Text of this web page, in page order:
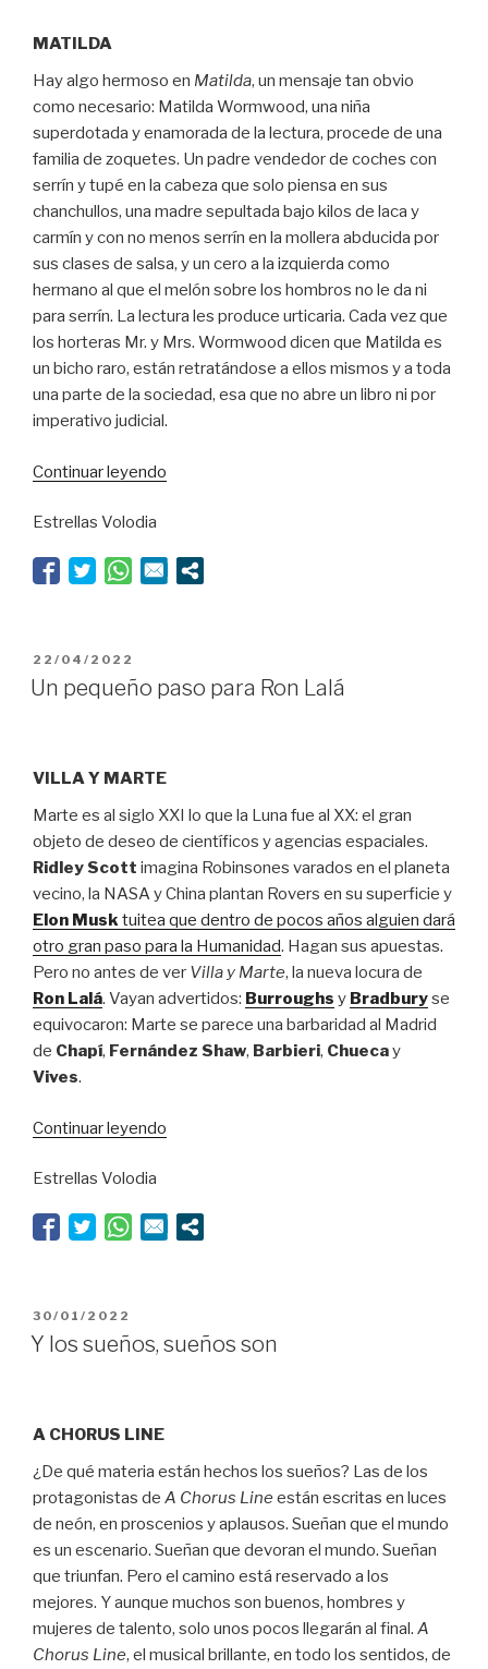
MATILDA
Hay algo hermoso en Matilda, un mensaje tan obvio
como necesario: Matilda Wormwood, una niña
superdotada y enamorada de la lectura, procede de una
familia de zoquetes. Un padre vendedor de coches con
serrín y tupé en la cabeza que solo piensa en sus
chanchullos, una madre sepultada bajo kilos de laca y
carmín y con no menos serrín en la mollera abducida por
sus clases de salsa, y un cero a la izquierda como
hermano al que el melón sobre los hombros no le da ni
para serrín. La lectura les produce urticaria. Cada vez que
los horteras Mr. y Mrs. Wormwood dicen que Matilda es
un bicho raro, están retratándose a ellos mismos y a toda
una parte de la sociedad, esa que no abre un libro ni por
imperativo judicial.
Continuar leyendo
Estrellas Volodia
PUBLICADO
EL
22/04/2022
Un pequeño paso para Ron Lalá
VILLA Y MARTE
Marte es al siglo XXI lo que la Luna fue al XX: el gran
objeto de deseo de científicos y agencias espaciales.
Ridley Scott imagina Robinsones varados en el planeta
vecino, la NASA y China plantan Rovers en su superficie y
Elon Musktuitea que dentro de pocos años alguien dará
otro gran paso para la Humanidad. Hagan sus apuestas.
Pero no antes de ver Villa y Marte, la nueva locura de
Ron Lalá. Vayan advertidos: Burroughs y Bradburyse
equivocaron: Marte se parece una barbaridad al Madrid
de Chapí, Fernández Shaw, Barbieri, Chuecay
Vives.
Continuar leyendo
Ron
Estrellas Volodia
PUBLICADO
EL
30/01/2022
Y los sueños, sueños son
A CHORUS LINE
¿De qué materia están hechos los sueños? Las de los
protagonistas de A Chorus Line están escritas en luces
de neón, en proscenios y aplausos. Sueñan que el mundo
es un escenario. Sueñan que devoran el mundo. Sueñan
que triunfan. Pero el camino está reservado a los
mejores. Y aunque muchos son buenos, hombres y
mujeres de talento, solo unos pocos llegarán al final. A
Chorus Line, el musical brillante, en todo los sentidos, de